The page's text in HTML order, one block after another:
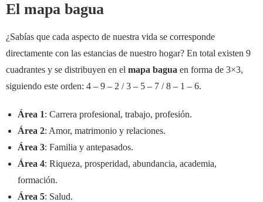
El mapa bagua
¿Sabías que cada aspecto de nuestra vida se corresponde
directamente con las estancias de nuestro hogar? En total existen 9
cuadrantes y se distribuyen en el mapa bagua en forma de 3×3,
siguiendo este orden: 4 – 9 – 2 / 3 – 5 – 7 / 8 – 1 – 6.
Área 1: Carrera profesional, trabajo, profesión.
Área 2: Amor, matrimonio y relaciones.
Área 3: Familia y antepasados.
Área 4: Riqueza, prosperidad, abundancia, academia,
formación.
Área 5: Salud.